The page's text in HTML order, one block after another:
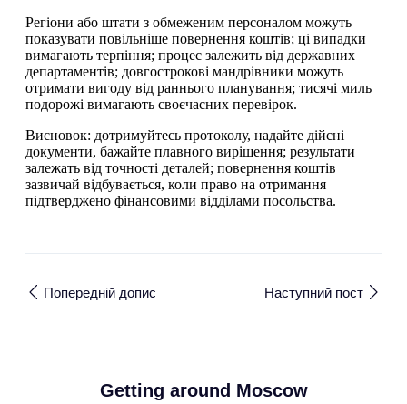
Регіони або штати з обмеженим персоналом можуть
показувати повільніше повернення коштів; ці випадки
вимагають терпіння; процес залежить від державних
департаментів; довгострокові мандрівники можуть
отримати вигоду від раннього планування; тисячі миль
подорожі вимагають своєчасних перевірок.
Висновок: дотримуйтесь протоколу, надайте дійсні
документи, бажайте плавного вирішення; результати
залежать від точності деталей; повернення коштів
зазвичай відбувається, коли право на отримання
підтверджено фінансовими відділами посольства.
Попередній допис Наступний пост
Getting around Moscow